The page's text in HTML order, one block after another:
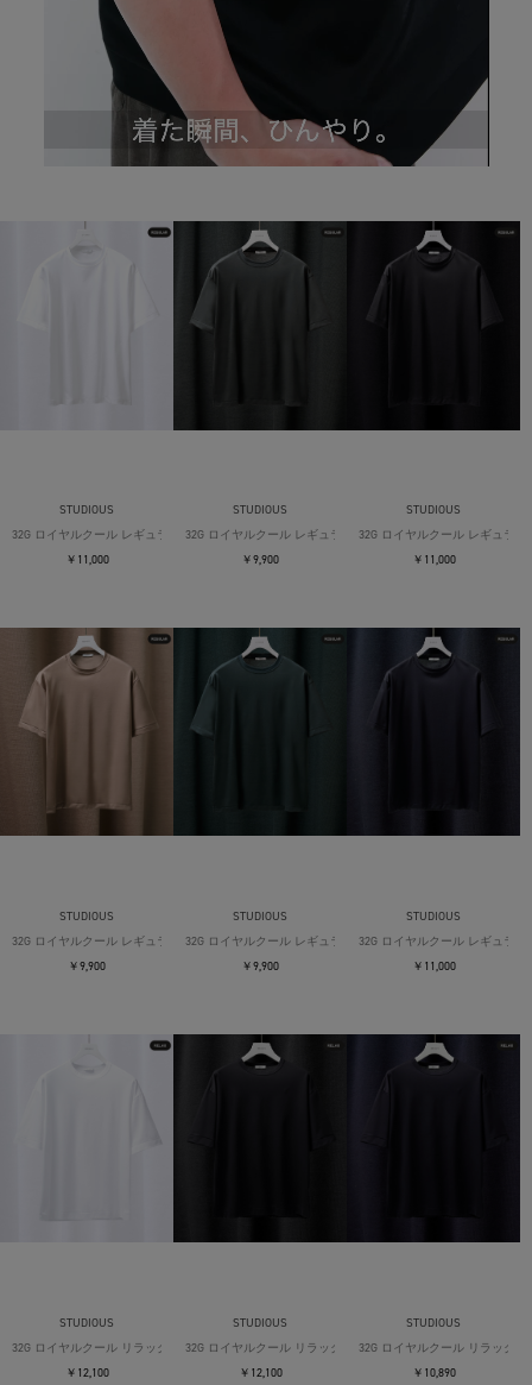
STUDIOUS
32G ロイヤルクール レギュラーTシャツ
￥11,000
STUDIOUS
32G ロイヤルクール レギュラーTシャツ
￥9,900
STUDIOUS
32G ロイヤルクール レギュラー
￥11,000
STUDIOUS
32G ロイヤルクール レギュラーTシャツ
￥9,900
STUDIOUS
32G ロイヤルクール レギュラーTシャツ
￥9,900
STUDIOUS
32G ロイヤルクール レギュラー
￥11,000
STUDIOUS
32G ロイヤルクール リラックスTシャツ
￥12,100
STUDIOUS
32G ロイヤルクール リラックスTシャツ
￥12,100
STUDIOUS
32G ロイヤルクール リラックス
￥10,890